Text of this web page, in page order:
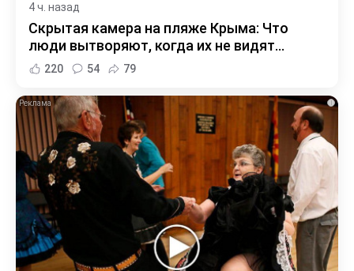
4 ч. назад
Скрытая камера на пляже Крыма: Что
люди вытворяют, когда их не видят...
220 54 79
i